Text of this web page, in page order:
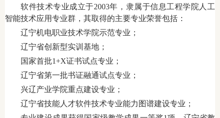
软件技术专业成立于2003年，隶属于信息工程学院 人工
智能技术应用专业群，其取得的主要专业荣誉包括：
辽宁机电职业技术学院示范专业；
辽宁省创新型实训基地；
国家首批1+X证书试点专业；
辽宁省第一批书证融通试点专业；
兴辽产业学院重点建设专业；
辽宁省技能人才软件技术专业能力图谱建设专业；